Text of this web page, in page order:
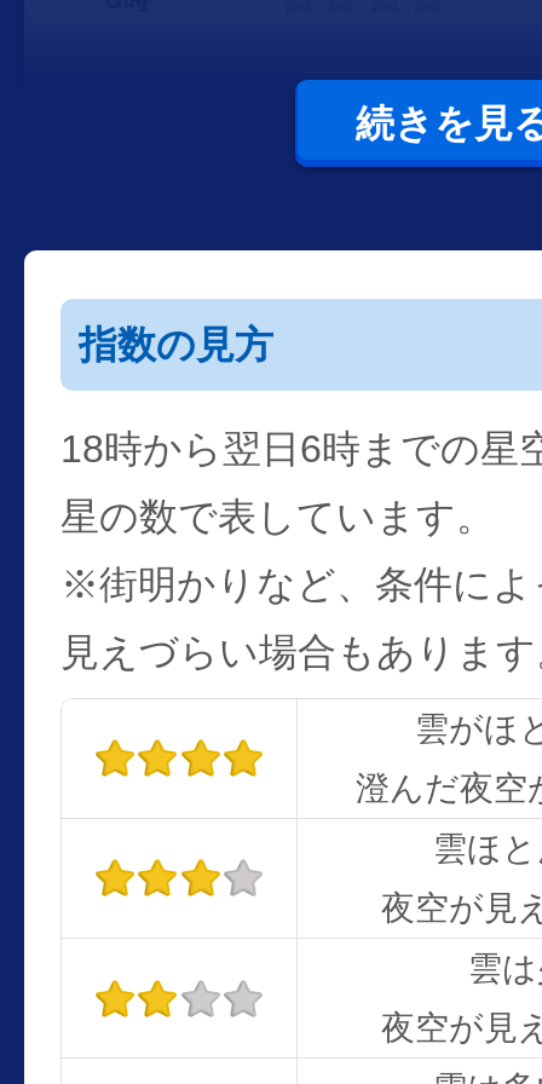
続きを見
指数の見方
18時から翌日6時までの星
星の数で表しています。
※街明かりなど、条件に
見えづらい場合もありま
雲がほ
澄んだ夜空
雲ほ
夜空が見
雲
夜空が見